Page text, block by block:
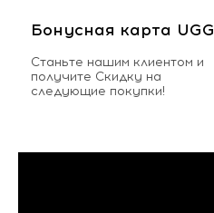
Бонусная карта UGG
Станьте нашим клиентом и
получите Скидку на
следующие покупки!